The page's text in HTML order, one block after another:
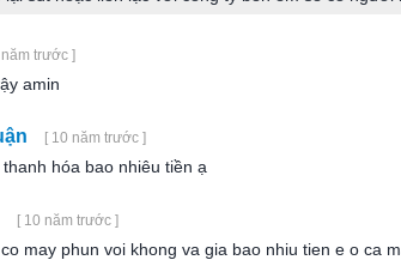
năm trước ]
amin
[ 10 năm trước ]
hóa bao nhiêu tiền ạ
[ 10 năm trước ]
may phun voi khong va gia bao nhiu tien e o ca